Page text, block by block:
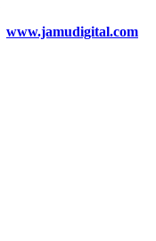
www.jamudigital.com